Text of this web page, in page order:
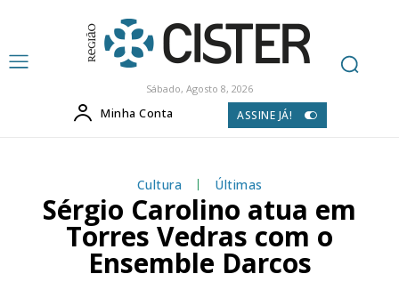
Sábado, Agosto 8, 2026
Minha Conta ASSINE JÁ!
Cultura Últimas
Sérgio Carolino atua em
Torres Vedras com o
Ensemble Darcos